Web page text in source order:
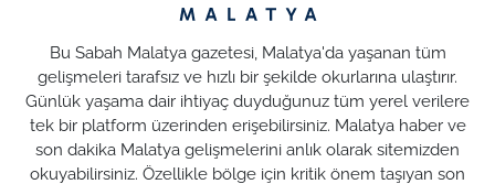
Bu Sabah Malatya gazetesi, Malatya'da yaşanan tüm
gelişmeleri tarafsız ve hızlı bir şekilde okurlarına ulaştırır.
Günlük yaşama dair ihtiyaç duyduğunuz tüm yerel verilere
tek bir platform üzerinden erişebilirsiniz. Malatya haber ve
son dakika Malatya gelişmelerini anlık olarak sitemizden
okuyabilirsiniz. Özellikle bölge için kritik önem taşıyan son